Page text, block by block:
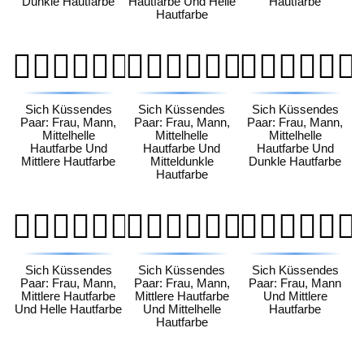
Hautfarbe
👩🏼‍❤️‍💋‍👨🏽
Sich Küssendes
Paar: Frau, Mann,
Mittelhelle
Hautfarbe Und
Mittlere Hautfarbe
👩🏼‍❤️‍💋‍👨🏾
Sich Küssendes
Paar: Frau, Mann,
Mittelhelle
Hautfarbe Und
Mitteldunkle
Hautfarbe
👩🏼‍❤️‍💋‍👨🏿
Sich Küssendes
Paar: Frau, Mann,
Mittelhelle
Hautfarbe Und
Dunkle Hautfarbe
👩🏽‍❤️‍💋‍👨🏻
Sich Küssendes
Paar: Frau, Mann,
Mittlere Hautfarbe
Und Helle Hautfarbe
👩🏽‍❤️‍💋‍👨🏼
Sich Küssendes
Paar: Frau, Mann,
Mittlere Hautfarbe
Und Mittelhelle
Hautfarbe
👩🏽‍❤️‍💋‍👨🏽
Sich Küssendes
Paar: Frau, Mann
Und Mittlere
Hautfarbe